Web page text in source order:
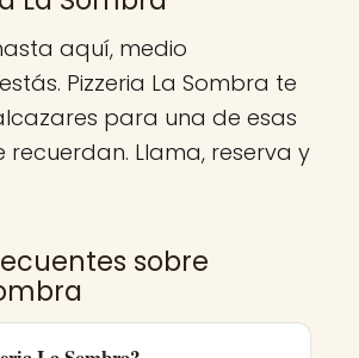
aquí, medio
Pizzeria La Sombra te
para una de esas
recuerdan. Llama, reserva y
sobre